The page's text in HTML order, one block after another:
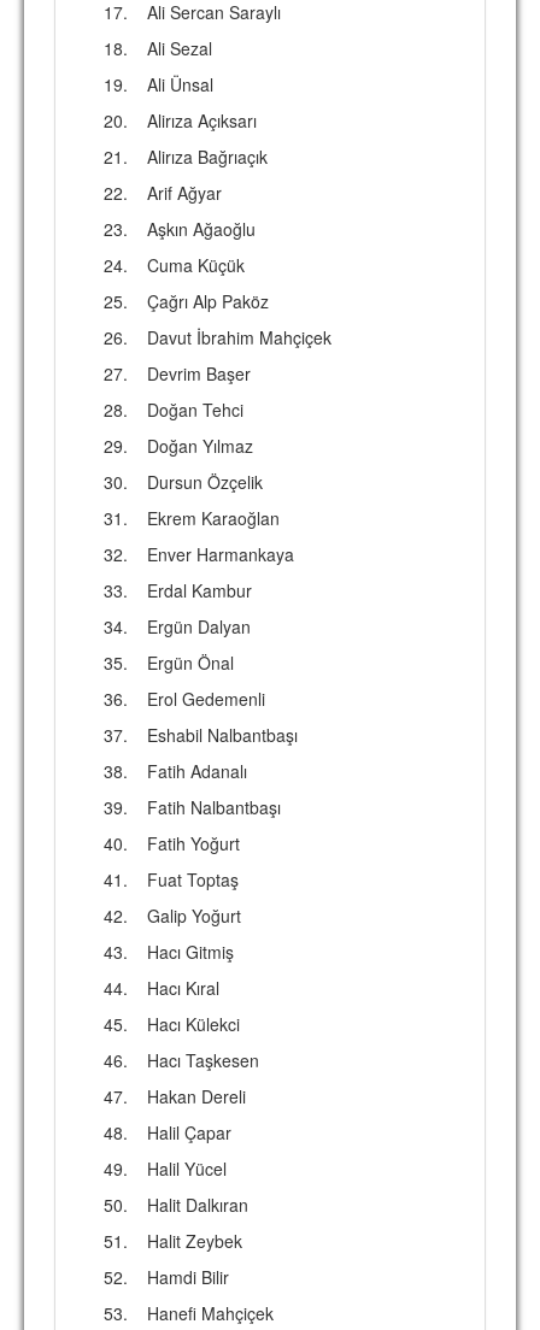
17.
Ali Sercan Saraylı
18.
Ali Sezal
19.
Ali Ünsal
20.
Alirıza Açıksarı
21.
Alirıza Bağrıaçık
22.
Arif Ağyar
23.
Aşkın Ağaoğlu
24.
Cuma Küçük
25.
Çağrı Alp Paköz
26.
Davut İbrahim Mahçiçek
27.
Devrim Başer
28.
Doğan Tehci
29.
Doğan Yılmaz
30.
Dursun Özçelik
31.
Ekrem Karaoğlan
32.
Enver Harmankaya
33.
Erdal Kambur
34.
Ergün Dalyan
35.
Ergün Önal
36.
Erol Gedemenli
37.
Eshabil Nalbantbaşı
38.
Fatih Adanalı
39.
Fatih Nalbantbaşı
40.
Fatih Yoğurt
41.
Fuat Toptaş
42.
Galip Yoğurt
43.
Hacı Gitmiş
44.
Hacı Kıral
45.
Hacı Külekci
46.
Hacı Taşkesen
47.
Hakan Dereli
48.
Halil Çapar
49.
Halil Yücel
50.
Halit Dalkıran
51.
Halit Zeybek
52.
Hamdi Bilir
53.
Hanefi Mahçiçek